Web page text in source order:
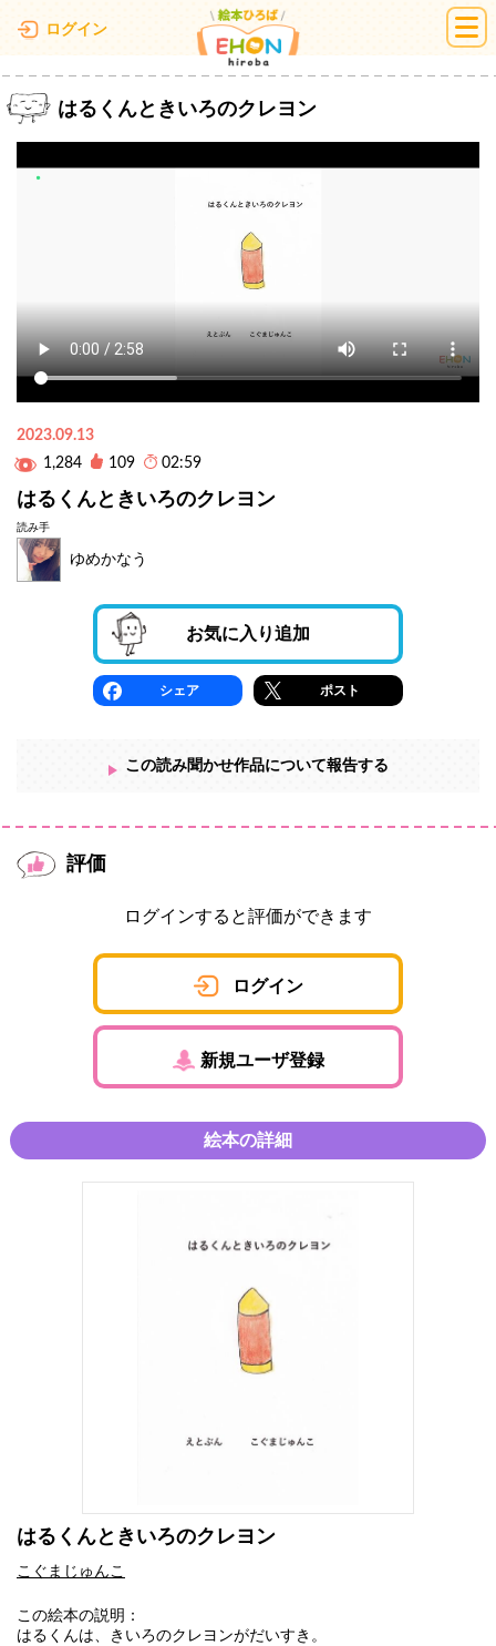
ログイン 絵本ひろば
はるくんときいろのクレヨン
2023.09.13
1,284
109 02:59
はるくんときいろのクレヨン
読み手
ゆめかなう
お気に入り追加
シェア ポスト
この読み聞かせ作品について報告する
評価
ログインすると評価ができます
ログイン
新規ユーザ登録
絵本の詳細
はるくんときいろのクレヨン
こぐまじゅんこ
この絵本の説明：
はるくんは、きいろのクレヨンがだいすき。